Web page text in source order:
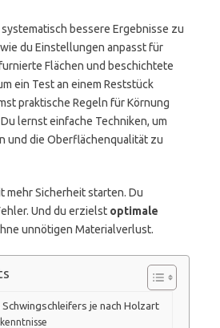
bessere Ergebnisse zu
du Einstellungen anpasst für
Flächen und beschichtete
ein Test an einem Reststück
praktische Regeln für Körnung
lernst einfache Techniken, um
und die Oberflächenqualität zu
mehr Sicherheit starten. Du
Und du erzielst optimale
unnötigen Materialverlust.
je nach Holzart